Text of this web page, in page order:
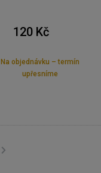
120 Kč
Na objednávku – termín
upřesníme